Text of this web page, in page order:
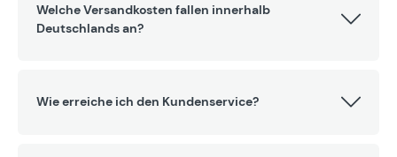
Welche Versandkosten fallen innerhalb
Deutschlands an?
Wie erreiche ich den Kundenservice?